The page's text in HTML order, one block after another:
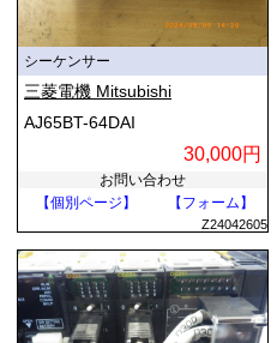
シーケンサー
三菱電機 Mitsubishi
AJ65BT-64DAI
30,000円
お問い合わせ
【個別ページ】
【フォーム】
Z24042605